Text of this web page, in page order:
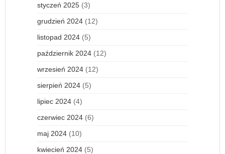
styczeń 2025 (3)
grudzień 2024 (12)
listopad 2024 (5)
październik 2024 (12)
wrzesień 2024 (12)
sierpień 2024 (5)
lipiec 2024 (4)
czerwiec 2024 (6)
maj 2024 (10)
kwiecień 2024 (5)